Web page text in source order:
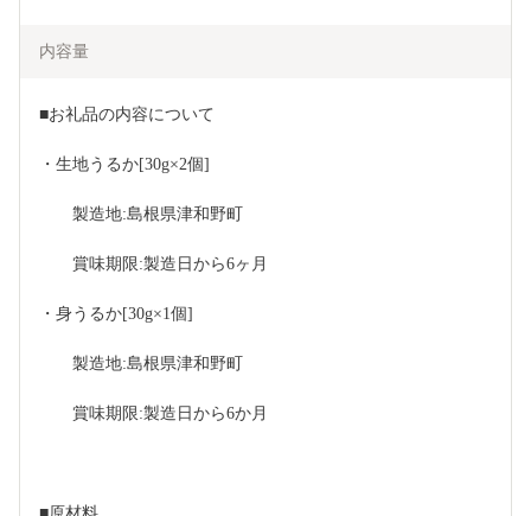
内容量
■お礼品の内容について
・生地うるか[30g×2個]
製造地:島根県津和野町
賞味期限:製造日から6ヶ月
・身うるか[30g×1個]
製造地:島根県津和野町
賞味期限:製造日から6か月